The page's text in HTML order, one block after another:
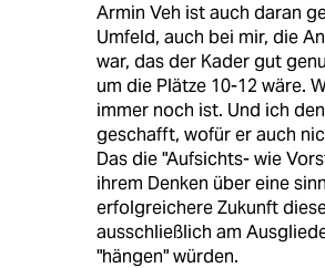
Armin Veh ist auch daran
Umfeld, auch bei mir, die
war, das der Kader gut
um die Plätze 10-12 wäre.
immer noch ist. Und ich
geschafft, wofür er auch
Das die "Aufsichts- wie
ihrem Denken über eine
erfolgreichere Zukunft
ausschließlich am
"hängen" würden.